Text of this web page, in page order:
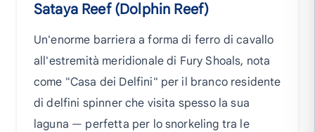
Sataya Reef (Dolphin Reef)
Un'enorme barriera a forma di ferro di cavallo
all'estremità meridionale di Fury Shoals, nota
come "Casa dei Delfini" per il branco residente
di delfini spinner che visita spesso la sua
laguna — perfetta per lo snorkeling tra le